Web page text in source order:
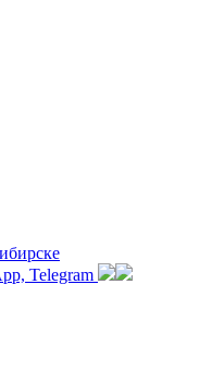
Telegram